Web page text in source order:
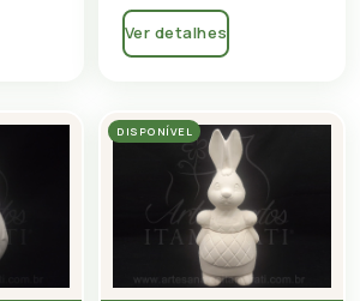
Ver detalhes
DISPONÍVEL